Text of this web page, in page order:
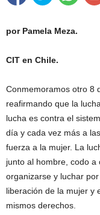
por Pamela Meza.
CIT en Chile.
Conmemoramos otro 8
reafirmando que la
lucha es contra el
día y cada vez más a
fuerza a la mujer. La
junto al hombre, codo a
organizarse y luchar
liberación de la mujer y
mismos derechos.